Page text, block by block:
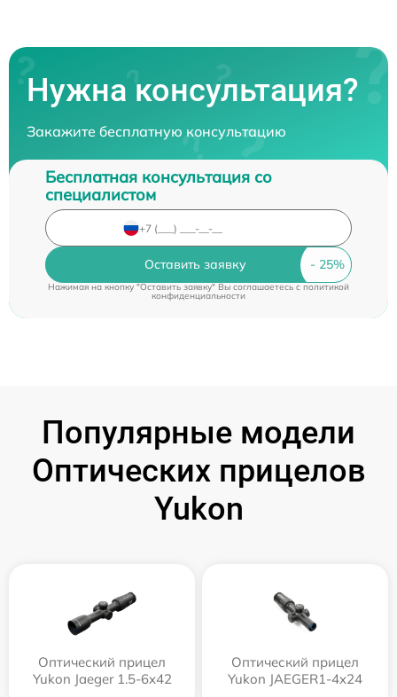
Нужна консультация?
Закажите бесплатную консультацию
Бесплатная консультация со
специалистом
Оставить заявку
Нажимая на кнопку "Оставить заявку" Вы соглашаетесь c политикой
конфиденциальности
Популярные модели
Оптических прицелов
Yukon
Оптический прицел
Yukon Jaeger 1.5-6x42
Оптический прицел
Yukon JAEGER1-4x24